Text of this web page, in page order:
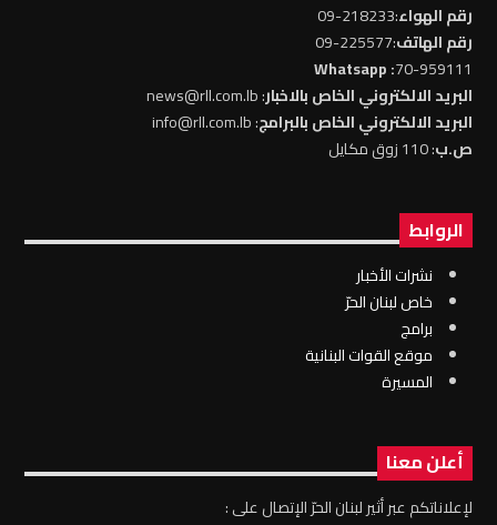
رقم الهواء:218233-09
رقم الهاتف:225577-09
70-959111
: Whatsapp
البريد الالكتروني الخاص بالاخبار: news@rll.com.lb
البريد الالكتروني الخاص بالبرامج: info@rll.com.lb
ص.ب: 110 زوق مكايل
الروابط
نشرات الأخبار
خاص لبنان الحرّ
برامج
موقع القوات البنانية
المسيرة
أعلن معنا
لإعلاناتكم عبر أثير لبنان الحرّ الإتصال على :